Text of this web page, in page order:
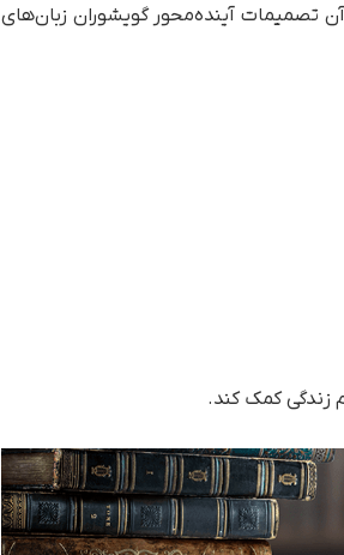
انجام داد که در آن تصمیمات آینده‌محور گویشوران زبان‌های
زندگی کمک کند.